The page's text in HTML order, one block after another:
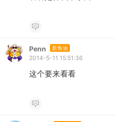
Penn 新鱼油
2014-5-11 15:51:36
这个要来看看